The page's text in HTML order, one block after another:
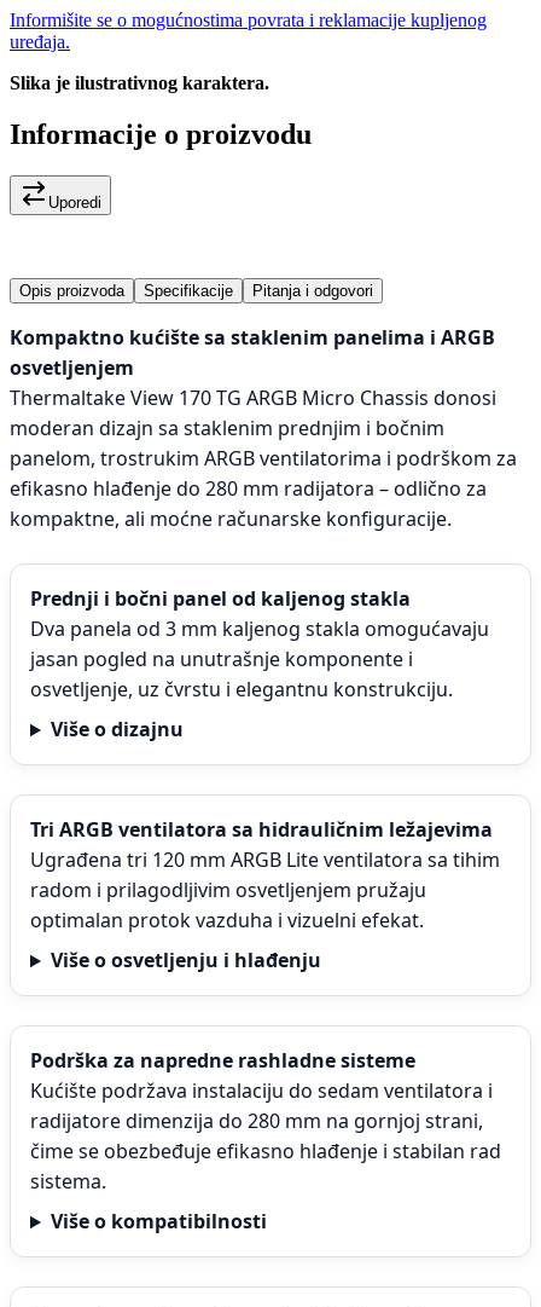
Informišite se o mogućnostima povrata i reklamacije kupljenog
uređaja.
Slika je ilustrativnog karaktera.
Informacije o proizvodu
Uporedi
Opis proizvoda Specifikacije Pitanja i odgovori
Kompaktno kućište sa staklenim panelima i ARGB
osvetljenjem
Thermaltake View 170 TG ARGB Micro Chassis donosi
moderan dizajn sa staklenim prednjim i bočnim
panelom, trostrukim ARGB ventilatorima i podrškom za
efikasno hlađenje do 280 mm radijatora – odlično za
kompaktne, ali moćne računarske konfiguracije.
Prednji i bočni panel od kaljenog stakla
Dva panela od 3 mm kaljenog stakla omogućavaju
jasan pogled na unutrašnje komponente i
osvetljenje, uz čvrstu i elegantnu konstrukciju.
Više o dizajnu
Tri ARGB ventilatora sa hidrauličnim ležajevima
Ugrađena tri 120 mm ARGB Lite ventilatora sa tihim
radom i prilagodljivim osvetljenjem pružaju
optimalan protok vazduha i vizuelni efekat.
Više o osvetljenju i hlađenju
Podrška za napredne rashladne sisteme
Kućište podržava instalaciju do sedam ventilatora i
radijatore dimenzija do 280 mm na gornjoj strani,
čime se obezbeđuje efikasno hlađenje i stabilan rad
sistema.
Više o kompatibilnosti